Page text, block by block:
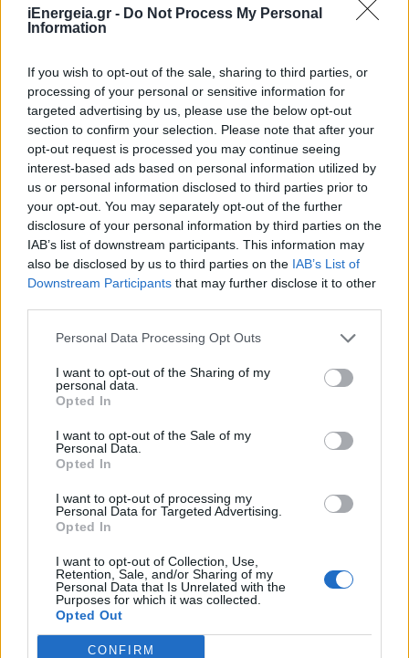
iEnergeia.gr - Do Not Process My Personal
Information
If you wish to opt-out of the sale, sharing to third parties, or
processing of your personal or sensitive information for
targeted advertising by us, please use the below opt-out
section to confirm your selection. Please note that after your
opt-out request is processed you may continue seeing
interest-based ads based on personal information utilized by
us or personal information disclosed to third parties prior to
your opt-out. You may separately opt-out of the further
disclosure of your personal information by third parties on the
IAB’s list of downstream participants. This information may
also be disclosed by us to third parties on the IAB’s List of
Downstream Participants that may further disclose it to other
Personal Data Processing Opt Outs
I want to opt-out of the Sharing of my
personal data.
Opted In
I want to opt-out of the Sale of my
Personal Data.
Opted In
I want to opt-out of processing my
Personal Data for Targeted Advertising.
Opted In
I want to opt-out of Collection, Use,
Retention, Sale, and/or Sharing of my
Personal Data that Is Unrelated with the
Purposes for which it was collected.
Opted Out
CONFIRM
09/06/2026 - 14:28
ΧΡΗΣΤΙΚΑ
Οι παραστάσεις του Εθνικού Θεάτρου
ΧΡΗΣΤΙΚΑ
Enerwave και AB Βασιλόπουλος: Στρατηγική
Συνεργασία με Αποκλειστικά Προνόμια για
τους Καταναλωτές